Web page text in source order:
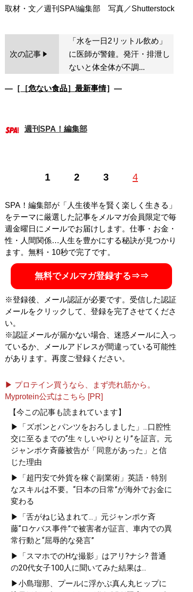
次の記事
「水を一日2リットル飲め」
に医師が警鐘。発汗・排泄し
ないと体全体が不調...
―［ ［危ない食品］最新事情］―
週刊SPA！編集部
1 2 3 4
SPA！編集部が「人生後半を賢く楽しく生きる」
をテーマに厳選した記事をメルマガ会員限定で毎
週金曜日にメールでお届けします。仕事・お金・
性・人間関係…人生を豊かにする秘訣が見つかり
ます。無料・10秒で完了です。
無料でメルマガ登録する⇒⇒
※登録後、メール認証が必要です。受信した認証
メールをクリックして、登録を完了させてくださ
い。
※認証メールが届かない場合、迷惑メールに入っ
ているか、メールアドレスが間違っている可能性
があります。再度ご登録ください。
▶ プロテイン買うなら、まず売れ筋から。
Myprotein公式はこちら [PR]
【今この記事も読まれています】
▶「ズボンとパンツをおろしました」...口腔性
交に至るまでの“生々しいやりとり”を証言。元
ジャンポケ斉藤被告が「同意があった」と信
じた理由
▶「超円安で外貨を稼ぐ副業術」英語・特別
なスキルは不要。“日本の日常”が海外でお金に
変わる
▶「舌がねじ込まれて...」元ジャンポケ斉
藤“ロケバス事件”で被害者が証言、車内での異
常行動と“屈辱的な発言”
▶「スマホでのHな撮影」はアリ?ナシ? 普通
の20代女子100人に聞いてみた結果は...
▶小島瑠那、プールに浮かぶ真ん丸ヒップに